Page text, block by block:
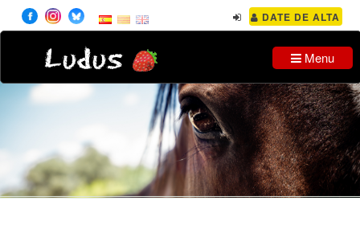
DATE DE ALTA
Ludus Menu